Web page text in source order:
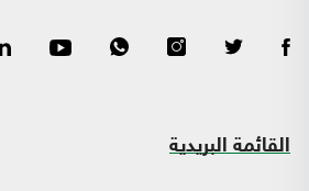
القائمة البريدية